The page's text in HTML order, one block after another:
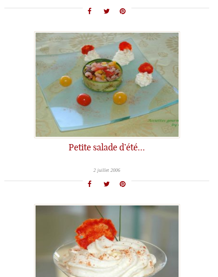
Petite salade d’été…
2 juillet 2006